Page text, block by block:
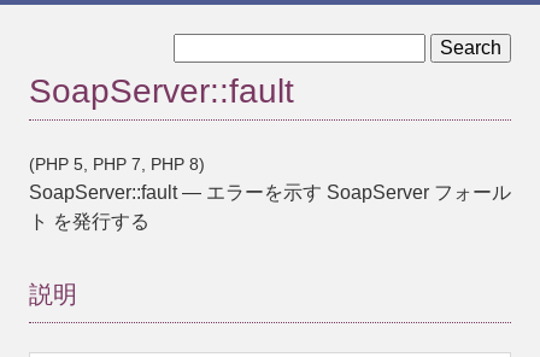
SoapServer::fault
(PHP 5, PHP 7, PHP 8)
SoapServer::fault— エラーを示す SoapServer フォール
ト を発行する
説明